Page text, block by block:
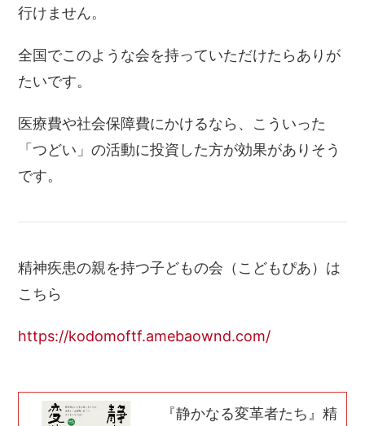
行けません。
全国でこのような会を持っていただけたらありが
たいです。
医療費や社会保障費にかけるなら、 こういった
「つどい」の活動に投資した方が効果がありそう
です。
精神疾患の親を持つ子どもの会（こどもぴあ）は
こちら
https://kodomoftf.amebaownd.com/
『静かなる変革者たち』精